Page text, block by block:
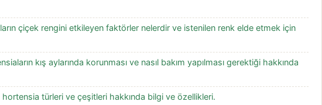
çiçek rengini etkileyen faktörler nelerdir ve istenilen renk elde etmek için
kış aylarında korunması ve nasıl bakım yapılması gerektiği hakkında
türleri ve çeşitleri hakkında bilgi ve özellikleri.